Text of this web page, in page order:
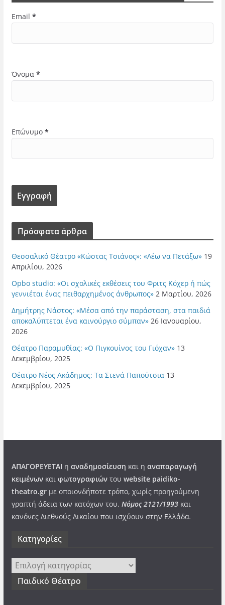
Email *
Όνομα *
Επώνυμο *
Πρόσφατα άρθρα
Θεσσαλικό Θέατρο «Κώστας Τσιάνος»: «Λέω να Πετάξω» 19
Απριλίου, 2026
Opbo studio: «Οι σχολικές εκθέσεις του Φριτς Κόχερ ή πώς
γεννιέται ένας πειθαρχημένος άνθρωπος» 2 Μαρτίου, 2026
Δημήτρης Νάστος: «Μέσα από την παράσταση, στα παιδιά
αποκαλύπτεται ένα καινούργιο σύμπαν» 26 Ιανουαρίου,
2026
Θέατρο Παραμυθίας: «Ο Πιγκουίνος του Γιόχαν» 13
Δεκεμβρίου, 2025
Θέατρο Νέος Ακάδημος: Τα Στενά Παπούτσια 13
Δεκεμβρίου, 2025
ΑΠΑΓΟΡΕΥΕΤΑΙ η αναδημοσίευση και η αναπαραγωγή
κειμένωνκαι φωτογραφιώντου website paidiko-
theatro.grμε οποιονδήποτε τρόπο, χωρίς προηγούμενη
γραπτή άδεια των κατόχων του. Νόμος 2121/1993και
κανόνες Διεθνούς Δικαίου που ισχύουν στην Ελλάδα.
Kατηγορίες
Kατηγορίες
Παιδικό Θέατρο